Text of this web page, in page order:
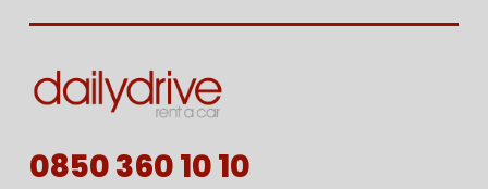
0850 360 10 10